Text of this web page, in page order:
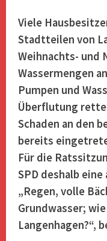
Viele
Stadtteilen von
Weihnachts- und
Wassermengen
Pumpen und
Überflutung
Schaden an den
bereits
Für die
SPD deshalb
„Regen, volle
Grundwasser;
Langenhagen?“,